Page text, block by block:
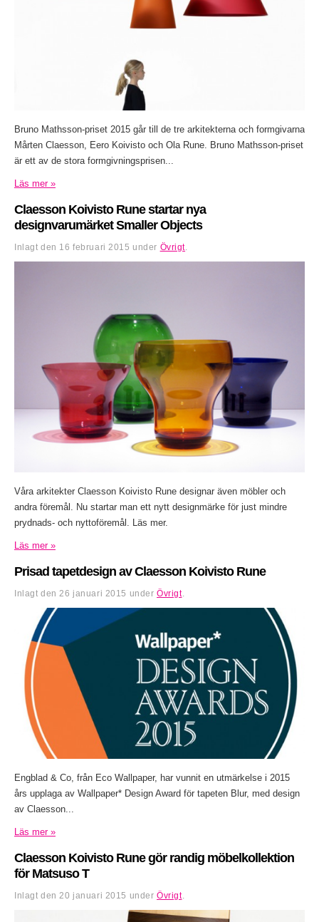
Bruno Mathsson-priset 2015 går till de tre arkitekterna och formgivarna
Mårten Claesson, Eero Koivisto och Ola Rune. Bruno Mathsson-priset
är ett av de stora formgivningsprisen...
Läs mer »
Claesson Koivisto Rune startar nya
designvarumärket Smaller Objects
Inlagt den 16 februari 2015 under Övrigt
Våra arkitekter Claesson Koivisto Rune designar även möbler och
andra föremål. Nu startar man ett nytt designmärke för just mindre
prydnads- och nyttoföremål. Läs mer.
Läs mer »
Prisad tapetdesign av Claesson Koivisto Rune
Inlagt den 26 januari 2015 underÖvrigt.
Engblad & Co, från Eco Wallpaper, har vunnit en utmärkelse i 2015
års upplaga av Wallpaper* Design Award för tapeten Blur, med design
av Claesson...
Läs mer »
Claesson Koivisto Rune gör randig möbelkollektion
för Matsuso T
Inlagt den 20 januari 2015 underÖvrigt.